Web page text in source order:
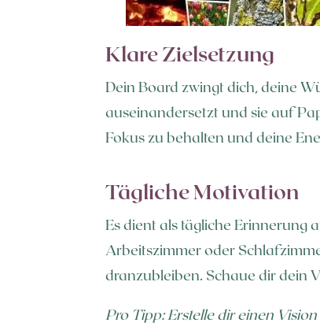
Klare Zielsetzung
Dein Board zwingt dich, deine
auseinandersetzt und sie auf
Fokus zu behalten und deine
Tägliche Motivation
Es dient als tägliche Erinnerung
Arbeitszimmer oder
dranzubleiben. Schaue dir dein
Pro Tipp: Erstelle dir einen